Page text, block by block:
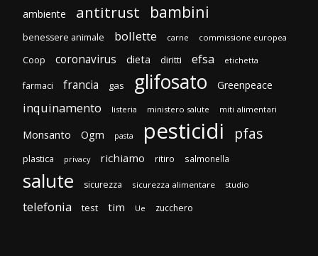
ambiente antitrust bambini
benessere animale bollette carne commissione europea
Coop coronavirus dieta diritti efsa etichetta
farmaci francia gas glifosato Greenpeace
inquinamento listeria ministero salute miti alimentari
Monsanto Ogm pasta pesticidi pfas
plastica privacy richiamo ritiro salmonella
salute sicurezza sicurezza alimentare studio
telefonia test tim Ue zucchero